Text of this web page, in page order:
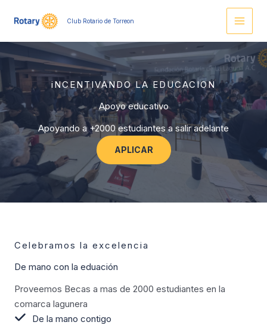
Club Rotario de Torreon
iNCENTIVANDO LA EDUCACION
Apoyo educativo
Apoyando a +2000 estudiantes a salir adelante
APLICAR
Celebramos la excelencia
De mano con la eduación
Proveemos Becas a mas de 2000 estudiantes en la
comarca lagunera
De la mano contigo